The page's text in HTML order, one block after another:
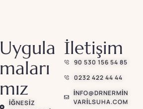
Uygula
maları
mız
İĞNESIZ
İletişim
90 530 156 54 85
0232 422 44 44
INFO@DRNERMIN
VARILSUHA.COM